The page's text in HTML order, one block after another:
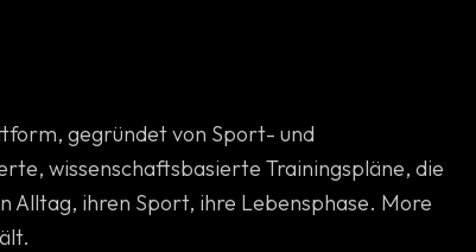
gegründet von Sport- und
wissenschaftsbasierte Trainingspläne, die
Alltag, ihren Sport, ihre Lebensphase. More